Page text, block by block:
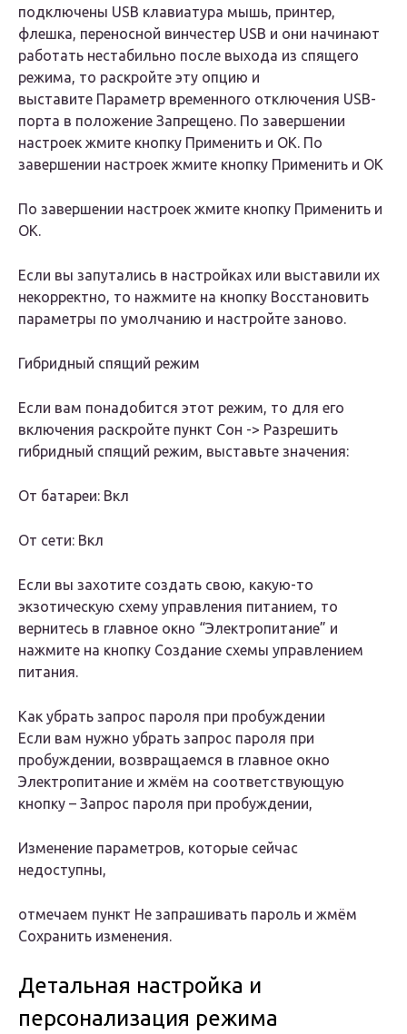
подключены USB клавиатура мышь, принтер,
флешка, переносной винчестер USB и они начинают
работать нестабильно после выхода из спящего
режима, то раскройте эту опцию и
выставите Параметр временного отключения USB-
порта в положение Запрещено. По завершении
настроек жмите кнопку Применить и ОК. По
завершении настроек жмите кнопку Применить и ОК
По завершении настроек жмите кнопку Применить и
ОК.
Если вы запутались в настройках или выставили их
некорректно, то нажмите на кнопку Восстановить
параметры по умолчанию и настройте заново.
Гибридный спящий режим
Если вам понадобится этот режим, то для его
включения раскройте пункт Сон -> Разрешить
гибридный спящий режим, выставьте значения:
От батареи: Вкл
От сети: Вкл
Если вы захотите создать свою, какую-то
экзотическую схему управления питанием, то
вернитесь в главное окно “Электропитание” и
нажмите на кнопку Создание схемы управлением
питания.
Как убрать запрос пароля при пробуждении
Если вам нужно убрать запрос пароля при
пробуждении, возвращаемся в главное окно
Электропитание и жмём на соответствующую
кнопку – Запрос пароля при пробуждении,
Изменение параметров, которые сейчас
недоступны,
отмечаем пункт Не запрашивать пароль и жмём
Сохранить изменения.
Детальная настройка и
персонализация режима